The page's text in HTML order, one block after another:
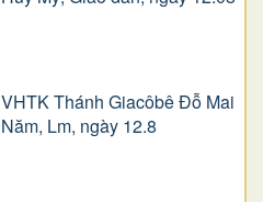
VHTK Thánh Giacôbê Ðỗ Mai
Năm, Lm, ngày 12.8